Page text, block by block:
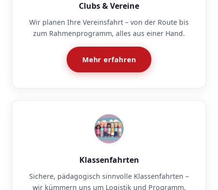
Clubs & Vereine
Wir planen Ihre Vereinsfahrt – von der Route bis
zum Rahmenprogramm, alles aus einer Hand.
Mehr erfahren
Klassenfahrten
Sichere, pädagogisch sinnvolle Klassenfahrten –
wir kümmern uns um Logistik und Programm.